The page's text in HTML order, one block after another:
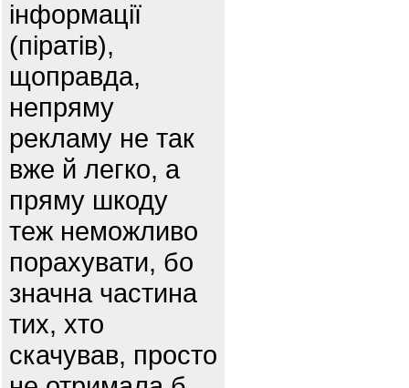
інформації
(піратів),
щоправда,
непряму
рекламу не так
вже й легко, а
пряму шкоду
теж неможливо
порахувати, бо
значна частина
тих, хто
скачував, просто